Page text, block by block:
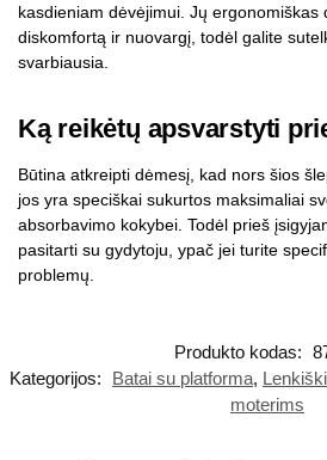
kasdieniam dėvėjimui. Jų ergonomiškas
diskomfortą ir nuovargį, todėl galite
svarbiausia.
Ką reikėtų apsvarstyti
Būtina atkreipti dėmesį, kad nors šios
jos yra speciškai sukurtos maksimaliai
absorbavimo kokybei. Todėl prieš
pasitarti su gydytoju, ypač jei turite
problemų.
Produkto kodas:
Kategorijos:
Batai su platforma,
moterims